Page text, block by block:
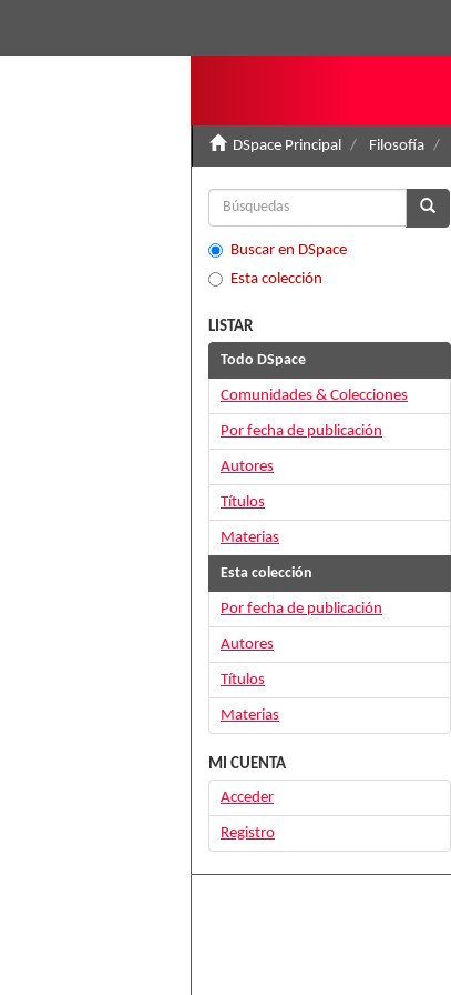
DSpace Principal Filosofía
Buscar en DSpace
Esta colección
LISTAR
Todo DSpace
Comunidades & Colecciones
Por fecha de publicación
Autores
Títulos
Materias
Esta colección
Por fecha de publicación
Autores
Títulos
Materias
MI CUENTA
Acceder
Registro